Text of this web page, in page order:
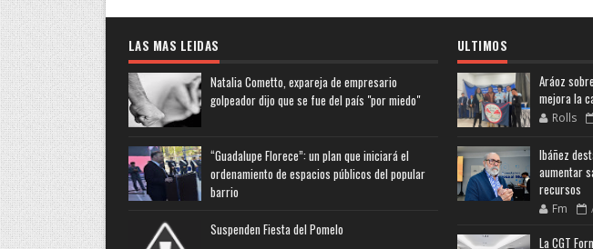
LAS MAS LEIDAS
Natalia Cometto, expareja de empresario
golpeador dijo que se fue del país "por miedo"
“Guadalupe Florece”: un plan que iniciará el
ordenamiento de espacios públicos del popular
barrio
Suspenden Fiesta del Pomelo
ULTIMOS
Aráoz
mejora la
Rolls
Ibáñez
aumentar
recursos
Fm
La CGT